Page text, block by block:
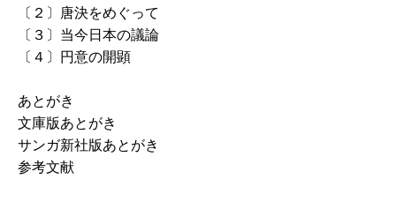
〔２〕唐決をめぐって
〔３〕当今日本の議論
〔４〕円意の開顕
あとがき
文庫版あとがき
サンガ新社版あとがき
参考文献